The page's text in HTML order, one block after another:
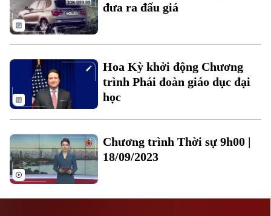
Theo dõi Hà Nội On
đưa ra đấu giá
Hoa Kỳ khởi động Chương
trình Phái đoàn giáo dục đại
học
Chương trình Thời sự 9h00 |
18/09/2023